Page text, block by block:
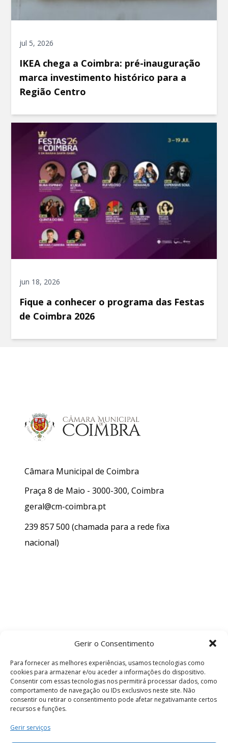
Gerir o Consentimento
Para fornecer as melhores experiências, usamos tecnologias como
cookies para armazenar e/ou aceder a informações do dispositivo.
Consentir com essas tecnologias nos permitirá processar dados, como
comportamento de navegação ou IDs exclusivos neste site. Não
consentir ou retirar o consentimento pode afetar negativamante certos
recursos e funções.
Gerir serviços
jul 5, 2026
IKEA chega a Coimbra: pré-inauguração
marca investimento histórico para a
Região Centro
jun 18, 2026
Fique a conhecer o programa das Festas
de Coimbra 2026
Câmara Municipal de Coimbra
Praça 8 de Maio - 3000-300, Coimbra
geral@cm-coimbra.pt
239 857 500 (chamada para a rede fixa
nacional)
Termos e Condições